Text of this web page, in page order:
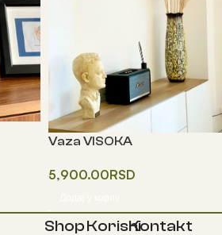
Vaza VISOKA
5,900.00RSD
ShopKorisniKontakt